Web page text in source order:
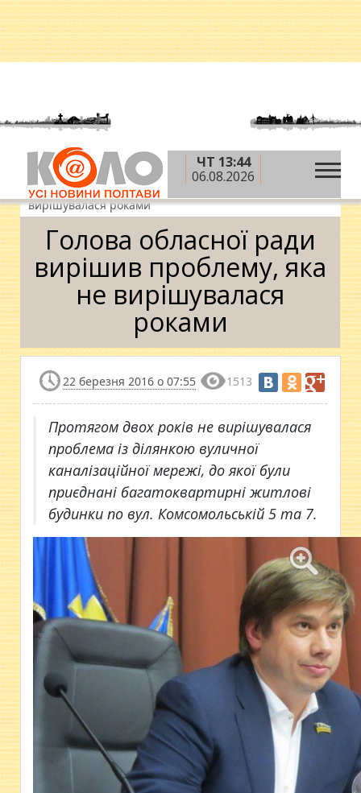
ЧТ 13:44
06.08.2026
Головна » Блоги » Тарас Токар »
обласної ради вирішив проблему, яка не
вирішувалася роками
Голова обласної ради
вирішив проблему, яка
не вирішувалася
роками
22 березня 2016 о 07:55 1513
Протягом двох років не вирішувалася
проблема із ділянкою вуличної
каналізаційної мережі, до якої були
приєднані багатоквартирні житлові
будинки по вул. Комсомольській 5 та 7.